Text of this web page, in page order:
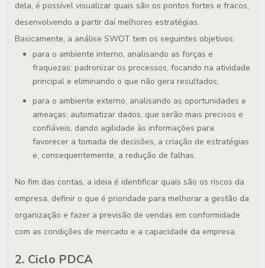
dela, é possível visualizar quais são os pontos fortes e fracos,
desenvolvendo a partir daí melhores estratégias.
Basicamente, a análise SWOT tem os seguintes objetivos:
para o ambiente interno, analisando as forças e
fraquezas: padronizar os processos, focando na atividade
principal e eliminando o que não gera resultados;
para o ambiente externo, analisando as oportunidades e
ameaças: automatizar dados, que serão mais precisos e
confiáveis, dando agilidade às informações para
favorecer a tomada de decisões, a criação de estratégias
e, consequentemente, a redução de falhas.
No fim das contas, a ideia é identificar quais são os riscos da
empresa, definir o que é prioridade para melhorar a gestão da
organização e fazer a previsão de vendas em conformidade
com as condições de mercado e a capacidade da empresa.
2. Ciclo PDCA